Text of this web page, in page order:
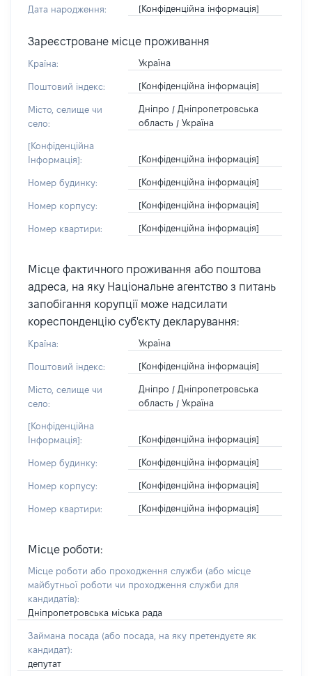
Дата народження: [Конфіденційна інформація]
Зареєстроване місце проживання
Країна: Україна
Поштовий індекс: [Конфіденційна інформація]
Місто, селище чи
село:
Дніпро / Дніпропетровська
область / Україна
[Конфіденційна
Інформація]:
[Конфіденційна інформація]
Номер будинку: [Конфіденційна інформація]
Номер корпусу: [Конфіденційна інформація]
Номер квартири: [Конфіденційна інформація]
Місце фактичного проживання або поштова
адреса, на яку Національне агентство з питань
запобігання корупції може надсилати
кореспонденцію суб'єкту декларування:
Країна: Україна
Поштовий індекс: [Конфіденційна інформація]
Місто, селище чи
село:
Дніпро / Дніпропетровська
область / Україна
[Конфіденційна
Інформація]:
[Конфіденційна інформація]
Номер будинку: [Конфіденційна інформація]
Номер корпусу: [Конфіденційна інформація]
Номер квартири: [Конфіденційна інформація]
Місце роботи:
Місце роботи або проходження служби (або місце
майбутньої роботи чи проходження служби для
кандидатів):
Дніпропетровська міська рада
Займана посада (або посада, на яку претендуєте як
кандидат):
депутат